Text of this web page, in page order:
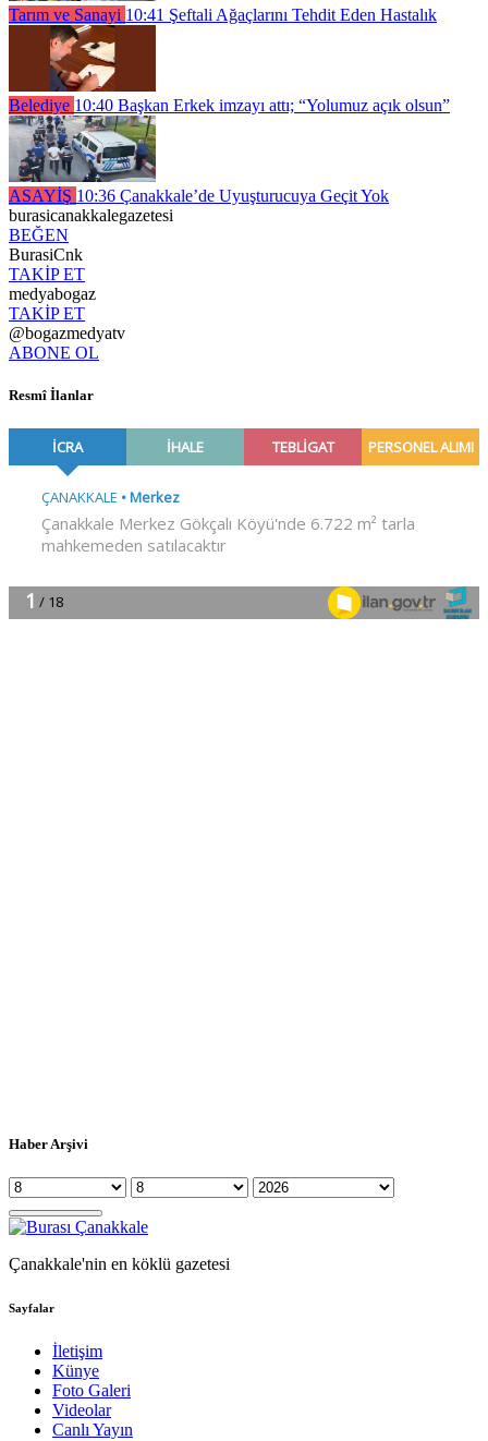
Tarım ve Sanayi 10:41 Şeftali Ağaçlarını Tehdit Eden Hastalık
Belediye 10:40 Başkan Erkek imzayı attı; “Yolumuz açık olsun”
ASAYİŞ 10:36 Çanakkale’de Uyuşturucuya Geçit Yok
burasicanakkalegazetesi
BEĞEN
BurasiCnk
TAKİP ET
medyabogaz
TAKİP ET
@bogazmedyatv
ABONE OL
Resmî İlanlar
Haber Arşivi
Çanakkale'nin en köklü gazetesi
Sayfalar
İletişim
Künye
Foto Galeri
Videolar
Canlı Yayın